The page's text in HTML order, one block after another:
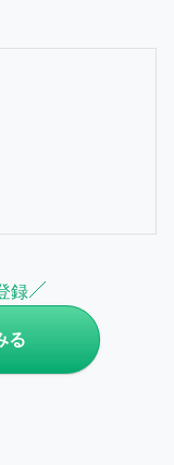
録
る